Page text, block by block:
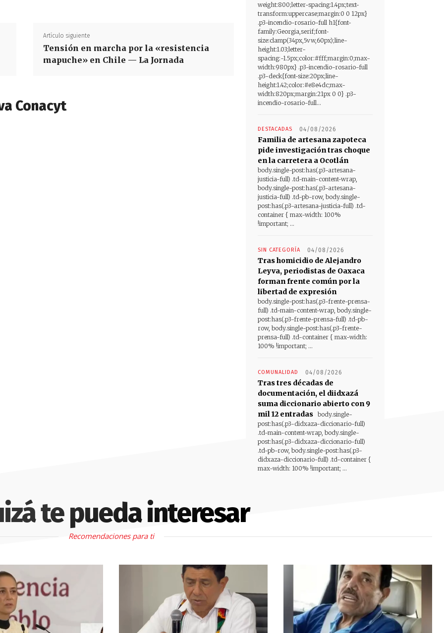
Artículo siguiente
Tensión en marcha por la «resistencia
mapuche» en Chile — La Jornada
Conacyt
weight:800;letter-spacing:1.4px;text-
transform:uppercase;margin:0 0 12px}
.p3-incendio-rosario-full h1{font-
family:Georgia,serif;font-
size:clamp(34px,5vw,60px);line-
height:1.03;letter-
spacing:-1.5px;color:#fff;margin:0;max-
width:980px} .p3-incendio-rosario-full
.p3-deck{font-size:20px;line-
height:1.42;color:#e8e4dc;max-
width:820px;margin:21px 0 0} .p3-
incendio-rosario-full...
DESTACADAS 04/08/2026
Familia de artesana zapoteca
pide investigación tras choque
en la carretera a Ocotlán
body.single-post:has(.p3-artesana-
justicia-full) .td-main-content-wrap,
body.single-post:has(.p3-artesana-
justicia-full) .td-pb-row, body.single-
post:has(.p3-artesana-justicia-full) .td-
container { max-width: 100%
!important; ...
SIN CATEGORÍA 04/08/2026
Tras homicidio de Alejandro
Leyva, periodistas de Oaxaca
forman frente común por la
libertad de expresión
body.single-post:has(.p3-frente-prensa-
full) .td-main-content-wrap, body.single-
post:has(.p3-frente-prensa-full) .td-pb-
row, body.single-post:has(.p3-frente-
prensa-full) .td-container { max-width:
100% !important; ...
COMUNALIDAD 04/08/2026
Tras tres décadas de
documentación, el diidxazá
suma diccionario abierto con 9
mil 12 entradas body.single-
post:has(.p3-didxaza-diccionario-full)
.td-main-content-wrap, body.single-
post:has(.p3-didxaza-diccionario-full)
.td-pb-row, body.single-post:has(.p3-
didxaza-diccionario-full) .td-container {
max-width: 100% !important; ...
te pueda interesar
Recomendaciones para ti